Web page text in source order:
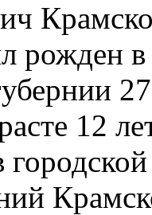
рожден в
12